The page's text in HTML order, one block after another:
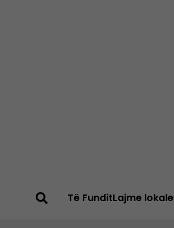
Të FunditLajme lokale